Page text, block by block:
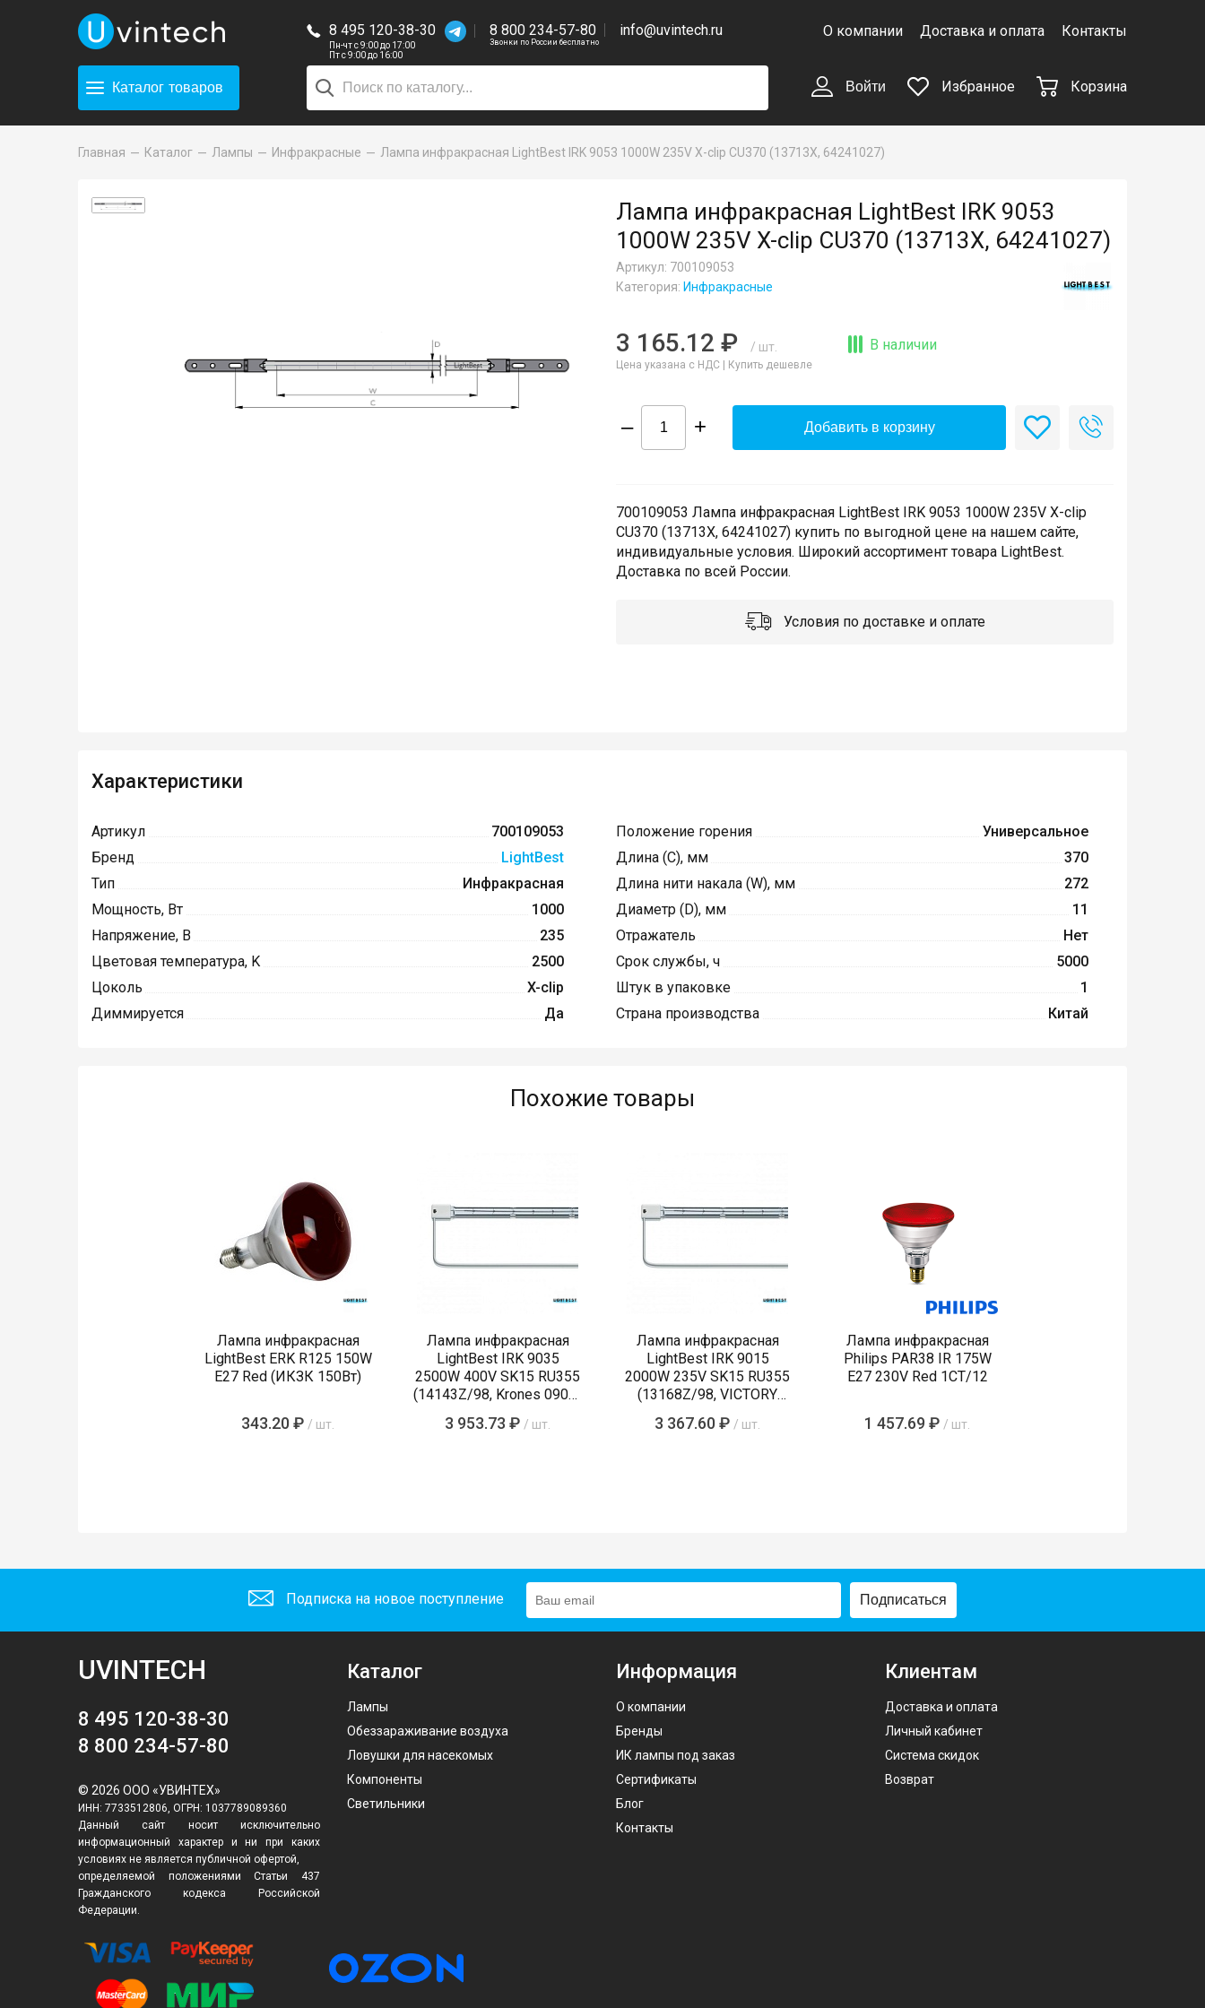
8 495 120-38-30
Пн-чт с 9:00 до 17:00
Пт с 9:00 до 16:00
8 800 234-57-80
Звонки по России бесплатно
info@uvintech.ru О компании Доставка и оплата Контакты
Каталог товаров Войти Избранное Корзина
Главная Каталог Лампы Инфракрасные Лампа инфракрасная LightBest IRK 9053 1000W 235V X-clip CU370 (13713X, 64241027)
Лампа инфракрасная LightBest IRK 9053
1000W 235V X-clip CU370 (13713X, 64241027)
Артикул: 700109053
Категория: Инфракрасные
3 165.12 ₽ / шт.
Цена указана с НДС | Купить дешевле
В наличии
– + Добавить в корзину
700109053 Лампа инфракрасная LightBest IRK 9053 1000W 235V X-clip
CU370 (13713X, 64241027) купить по выгодной цене на нашем сайте,
индивидуальные условия. Широкий ассортимент товара LightBest.
Доставка по всей России.
Условия по доставке и оплате
Характеристики
Артикул
700109053
Бренд
LightBest
Тип
Инфракрасная
Мощность, Вт
1000
Напряжение, В
235
Цветовая температура, K
2500
Цоколь
X-clip
Диммируется
Да
Положение горения
Универсальное
Длина (C), мм
370
Длина нити накала (W), мм
272
Диаметр (D), мм
11
Отражатель
Нет
Срок службы, ч
5000
Штук в упаковке
1
Страна производства
Китай
Похожие товары
Лампа инфракрасная
LightBest ERK R125 150W
E27 Red (ИКЗК 150Вт)
343.20 ₽ / шт.
Лампа инфракрасная
LightBest IRK 9035
2500W 400V SK15 RU355
(14143Z/98, Krones 0900-
3 953.73 ₽ / шт.
Лампа инфракрасная
LightBest IRK 9015
2000W 235V SK15 RU355
(13168Z/98, VICTORY
3 367.60 ₽ / шт.
Лампа инфракрасная
Philips PAR38 IR 175W
E27 230V Red 1CT/12
1 457.69 ₽ / шт.
Подписка на новое поступление Подписаться
UVINTECH
8 495 120-38-30
8 800 234-57-80
© 2026 ООО «УВИНТЕХ»
ИНН: 7733512806, ОГРН: 1037789089360
Данный сайт носит исключительно
информационный характер и ни при каких
условиях не является публичной офертой,
определяемой положениями Статьи 437
Гражданского кодекса Российской
Федерации.
Каталог
Лампы
Обеззараживание воздуха
Ловушки для насекомых
Компоненты
Светильники
Информация
О компании
Бренды
ИК лампы под заказ
Сертификаты
Блог
Контакты
Клиентам
Доставка и оплата
Личный кабинет
Система скидок
Возврат